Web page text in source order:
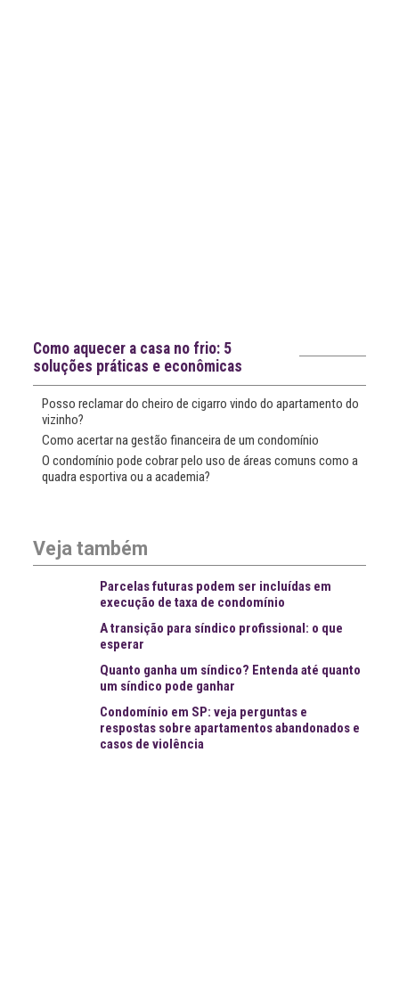
Notícias recentes
Como aquecer a casa no frio: 5
soluções práticas e econômicas
Posso reclamar do cheiro de cigarro vindo do apartamento do
vizinho?
Como acertar na gestão financeira de um condomínio
O condomínio pode cobrar pelo uso de áreas comuns como a
quadra esportiva ou a academia?
Veja também
Parcelas futuras podem ser incluídas em
execução de taxa de condomínio
A transição para síndico profissional: o que
esperar
Quanto ganha um síndico? Entenda até quanto
um síndico pode ganhar
Condomínio em SP: veja perguntas e
respostas sobre apartamentos abandonados e
casos de violência